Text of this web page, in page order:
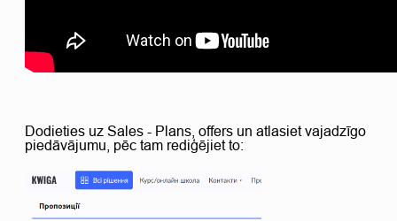
Dodieties uz Sales - Plans, offers un atlasiet vajadzīgo
piedāvājumu, pēc tam rediģējiet to: